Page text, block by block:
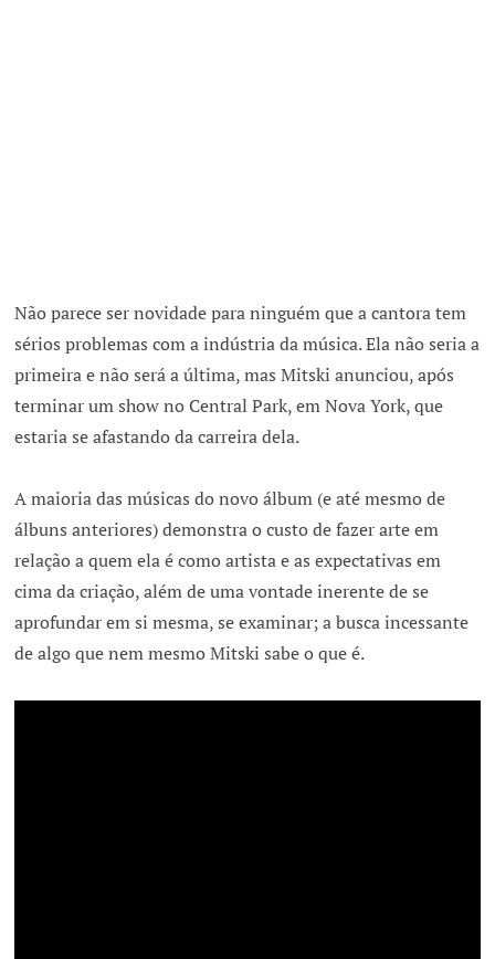
Não parece ser novidade para ninguém que a cantora tem
sérios problemas com a indústria da música. Ela não seria a
primeira e não será a última, mas Mitski anunciou, após
terminar um show no Central Park, em Nova York, que
estaria se afastando da carreira dela.
A maioria das músicas do novo álbum (e até mesmo de
álbuns anteriores) demonstra o custo de fazer arte em
relação a quem ela é como artista e as expectativas em
cima da criação, além de uma vontade inerente de se
aprofundar em si mesma, se examinar; a busca incessante
de algo que nem mesmo Mitski sabe o que é.